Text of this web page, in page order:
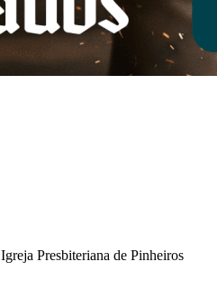
Igreja Presbiteriana de Pinheiros